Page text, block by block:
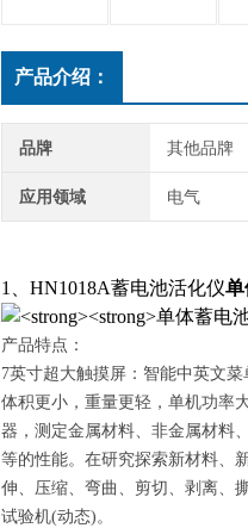
产品介绍：
品牌 其他品牌
应用领域 电气
1、HN1018A蓄电池活化仪单
产品特点：
7英寸超大触摸屏：智能中英文
体积更小，重量更轻，单机功率
器，测定金属材料、非金属材料
等的性能。在研究探索新材料、
伸、压缩、弯曲、剪切、剥离、
试验机(动态)。